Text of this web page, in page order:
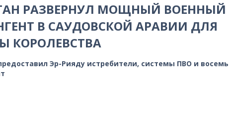
РАЗВЕРНУЛ МОЩНЫЙ ВОЕННЫЙ
В САУДОВСКОЙ АРАВИИ ДЛЯ
КОРОЛЕВСТВА
Эр-Рияду истребители, системы ПВО и восемь